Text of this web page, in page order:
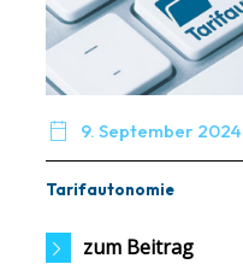
 9. September 2024
Tarifautonomie
zum Beitrag